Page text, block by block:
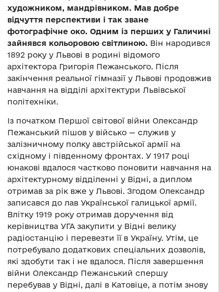
художником, мандрівником. Мав добре
відчуття перспективи і так зване
фотографічне око. Одним із перших у Галичині
зайнявся кольоровою світлиною. Він народився
1892 року у Львові в родині відомого
архітектора Григорія Пежанського. Після
закінчення реальної гімназії у Львові продовжив
навчання на відділі архітектури Львівської
політехніки.
Із початком Першої світової війни Олександр
Пежанський пішов у військо — служив у
залізничному полку австрійської армії на
східному і південному фронтах. У 1917 році
юнакові вдалося частково поновити навчання на
архітектурному відділенні у Відні, а диплом
отримав за рік вже у Львові. Згодом Олександр
записався до лав Української галицької армії.
Влітку 1919 року отримав доручення від
керівництва УГА закупити у Відні велику
радіостанцію і перевезти її в Україну. Утім, це
потребувало додаткових спеціальних дозволів,
які здобути так і не вдалося. Після завершення
війни Олександр Пежанський спершу
перебував у Відні, далі в Катовіце, а потім знову